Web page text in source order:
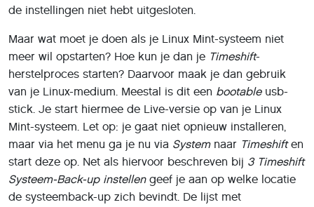
de instellingen niet hebt uitgesloten.
Maar wat moet je doen als je Linux Mint-systeem niet
meer wil opstarten? Hoe kun je dan je Timeshift-
herstelproces starten? Daarvoor maak je dan gebruik
van je Linux-medium. Meestal is dit een bootableusb-
stick. Je start hiermee de Live-versie op van je Linux
Mint-systeem. Let op: je gaat niet opnieuw installeren,
maar via het menu ga je nu via Systemnaar Timeshiften
start deze op. Net als hiervoor beschreven bij 3 Timeshift
Systeem-Back-up instellengeef je aan op welke locatie
de systeemback-up zich bevindt. De lijst met